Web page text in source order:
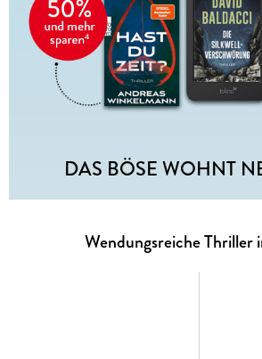
DAS BÖSE WOHNT
Wendungsreiche Thriller